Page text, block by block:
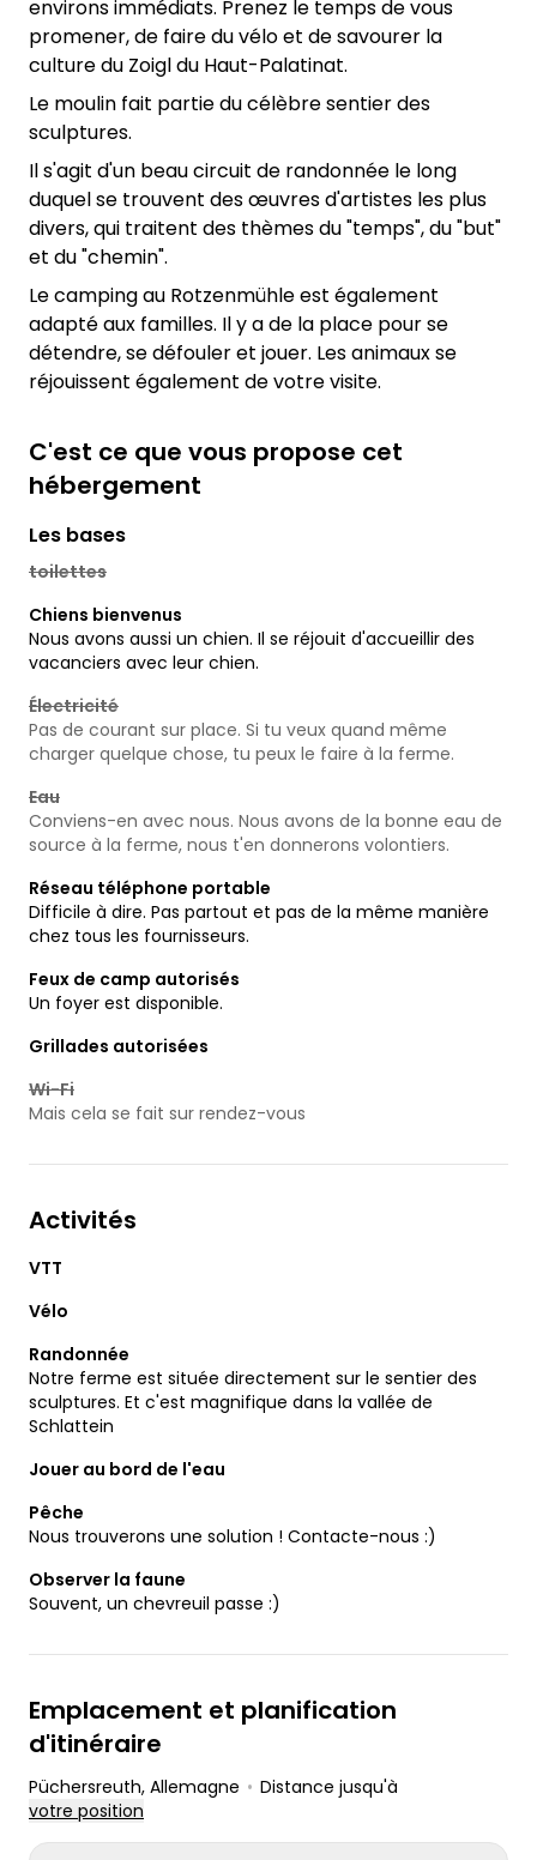
environs immédiats. Prenez le temps de vous
promener, de faire du vélo et de savourer la
culture du Zoigl du Haut-Palatinat.
Le moulin fait partie du célèbre sentier des
sculptures.
Il s'agit d'un beau circuit de randonnée le long
duquel se trouvent des œuvres d'artistes les plus
divers, qui traitent des thèmes du "temps", du "but"
et du "chemin".
Le camping au Rotzenmühle est également
adapté aux familles. Il y a de la place pour se
détendre, se défouler et jouer. Les animaux se
réjouissent également de votre visite.
C'est ce que vous propose cet
hébergement
Les bases
toilettes
Chiens bienvenus
Nous avons aussi un chien. Il se réjouit d'accueillir des
vacanciers avec leur chien.
Électricité
Pas de courant sur place. Si tu veux quand même
charger quelque chose, tu peux le faire à la ferme.
Eau
Conviens-en avec nous. Nous avons de la bonne eau de
source à la ferme, nous t'en donnerons volontiers.
Réseau téléphone portable
Difficile à dire. Pas partout et pas de la même manière
chez tous les fournisseurs.
Feux de camp autorisés
Un foyer est disponible.
Grillades autorisées
Wi-Fi
Mais cela se fait sur rendez-vous
Activités
VTT
Vélo
Randonnée
Notre ferme est située directement sur le sentier des
sculptures. Et c'est magnifique dans la vallée de
Schlattein
Jouer au bord de l'eau
Pêche
Nous trouverons une solution ! Contacte-nous :)
Observer la faune
Souvent, un chevreuil passe :)
Emplacement et planification
d'itinéraire
Püchersreuth, Allemagne • Distance jusqu'à
votre position